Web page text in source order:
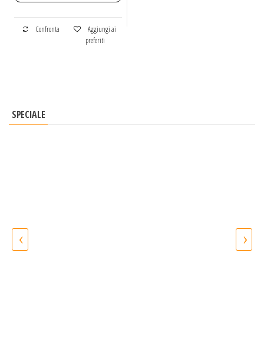
Confronta
Aggiungi ai
preferiti
SPECIALE
‹ ›